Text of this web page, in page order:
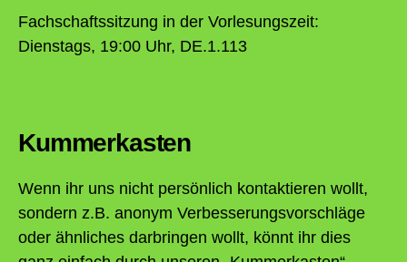
Fachschaftssitzung in der Vorlesungszeit:
Dienstags, 19:00 Uhr, DE.1.113
Kummerkasten
Wenn ihr uns nicht persönlich kontaktieren wollt,
sondern z.B. anonym Verbesserungsvorschläge
oder ähnliches darbringen wollt, könnt ihr dies